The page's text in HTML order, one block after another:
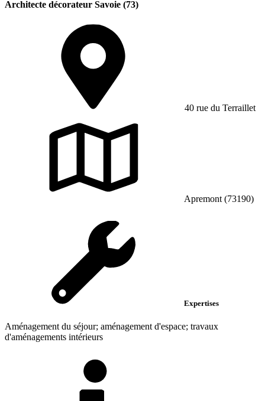
Architecte décorateur Savoie (73)
40 rue du Terraillet
Apremont (73190)
Expertises
Aménagement du séjour; aménagement d'espace; travaux
d'aménagements intérieurs